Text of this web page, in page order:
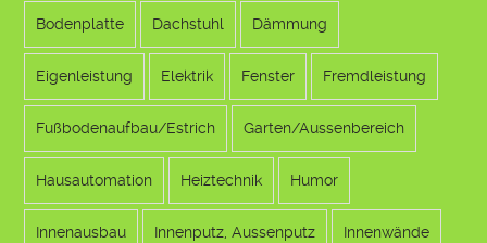
Bodenplatte Dachstuhl Dämmung
Eigenleistung Elektrik Fenster Fremdleistung
Fußbodenaufbau/Estrich Garten/Aussenbereich
Hausautomation Heiztechnik Humor
Innenausbau Innenputz, Aussenputz Innenwände